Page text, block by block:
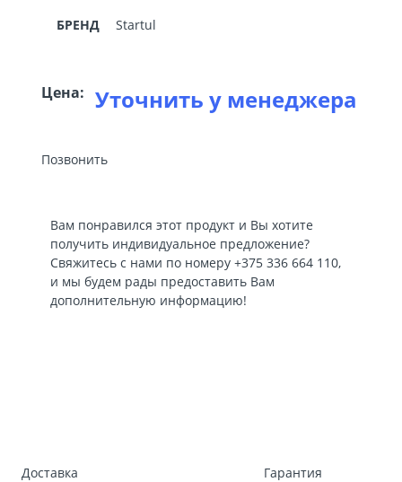
БРЕНД Startul
Цена: Уточнить у менеджера
Позвонить
Вам понравился этот продукт и Вы хотите
получить индивидуальное предложение?
Свяжитесь с нами по номеру +375 336 664 110,
и мы будем рады предоставить Вам
дополнительную информацию!
Доставка
Гарантия